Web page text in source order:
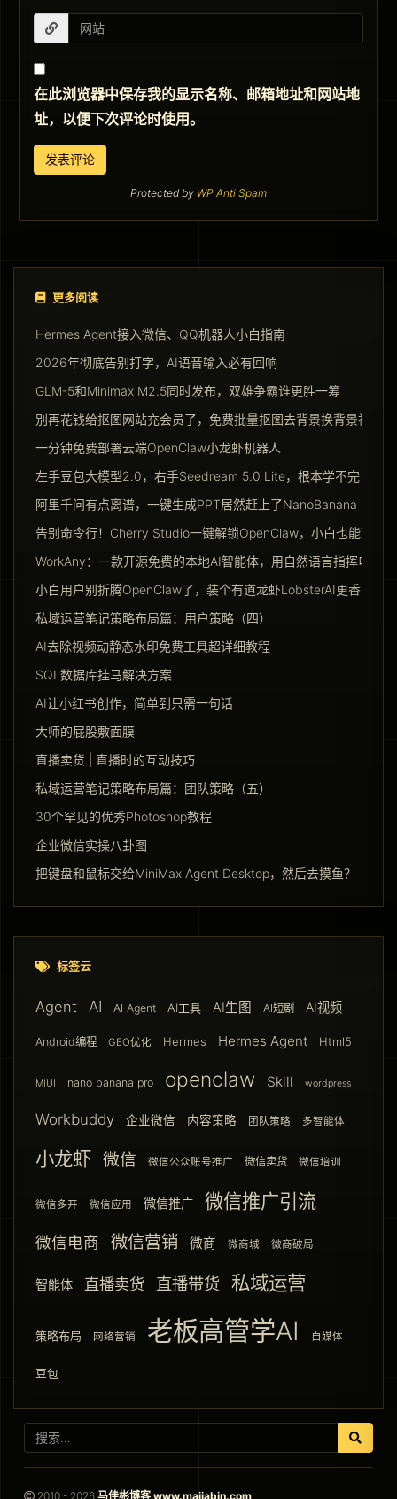
在此浏览器中保存我的显示名称、邮箱地址和网站地
址，以便下次评论时使用。
Protected by WP Anti Spam
更多阅读
Hermes Agent接入微信、QQ机器人小白指南
2026年彻底告别打字，AI语音输入必有回响
GLM-5和Minimax M2.5同时发布，双雄争霸谁更胜一筹
别再花钱给抠图网站充会员了，免费批量抠图去背景换背景神器
一分钟免费部署云端OpenClaw小龙虾机器人
左手豆包大模型2.0，右手Seedream 5.0 Lite，根本学不完
阿里千问有点离谱，一键生成PPT居然赶上了NanoBanana Pro
告别命令行！Cherry Studio一键解锁OpenClaw，小白也能玩转
WorkAny：一款开源免费的本地AI智能体，用自然语言指挥电脑
小白用户别折腾OpenClaw了，装个有道龙虾LobsterAI更香
私域运营笔记策略布局篇：用户策略（四）
AI去除视频动静态水印免费工具超详细教程
SQL数据库挂马解决方案
AI让小红书创作，简单到只需一句话
大师的屁股敷面膜
直播卖货 | 直播时的互动技巧
私域运营笔记策略布局篇：团队策略（五）
30个罕见的优秀Photoshop教程
企业微信实操八卦图
把键盘和鼠标交给MiniMax Agent Desktop，然后去摸鱼？
标签云
Agent AI AI Agent AI工具 AI生图 AI短剧 AI视频
Android编程 GEO优化 Hermes Hermes Agent Html5
MIUI nano banana pro openclaw Skill wordpress
Workbuddy 企业微信 内容策略 团队策略 多智能体
小龙虾 微信 微信公众账号推广 微信卖货 微信培训
微信多开 微信应用 微信推广 微信推广引流
微信电商 微信营销 微商 微商城 微商破局
智能体 直播卖货 直播带货 私域运营
策略布局 网络营销 老板高管学AI 自媒体
豆包
2010 - 2026 马佳彬博客 www.majiabin.com